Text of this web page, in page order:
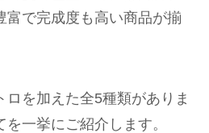
富で完成度も高い商品が揃
ロを加えた全5種類がありま
一挙にご紹介します。